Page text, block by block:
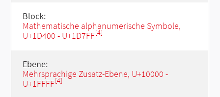
Block:
Mathematische alphanumerische Symbole,
U+1D400 - U+1D7FF[4]
Ebene:
Mehrsprachige Zusatz-Ebene, U+10000 -
U+1FFFF[4]